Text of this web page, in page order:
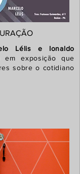
Lélis e Ionaldo
em exposição que
sobre o cotidiano